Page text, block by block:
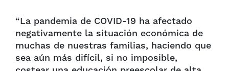
“La pandemia de COVID-19 ha afectado
negativamente la situación económica de
muchas de nuestras familias, haciendo que
sea aún más difícil, si no imposible,